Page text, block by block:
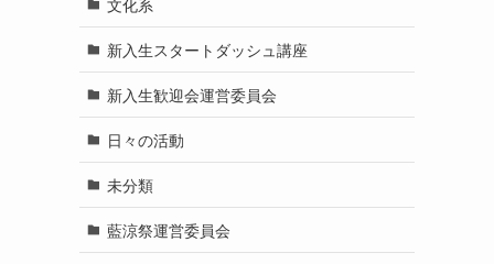
新入生スタートダッシュ講座
新入生歓迎会運営委員会
日々の活動
未分類
藍涼祭運営委員会